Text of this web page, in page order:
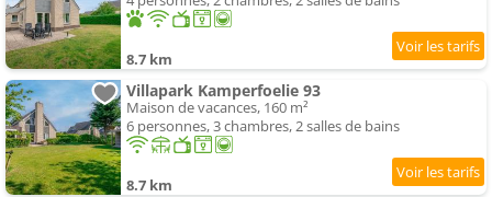
8.7 km
Villapark Kamperfoelie 93
Maison de vacances, 160 m²
6 personnes, 3 chambres, 2 salles de bains
8.7 km